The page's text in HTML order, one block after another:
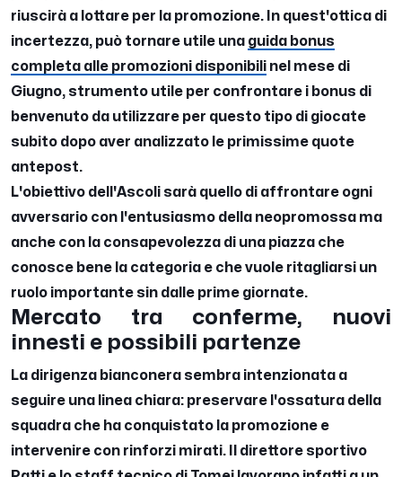
riuscirà a lottare per la promozione. In quest'ottica di
incertezza, può tornare utile una guida bonus
completa alle promozioni disponibili nel mese di
Giugno, strumento utile per confrontare i bonus di
benvenuto da utilizzare per questo tipo di giocate
subito dopo aver analizzato le primissime quote
antepost.
L'obiettivo dell'Ascoli sarà quello di affrontare ogni
avversario con l'entusiasmo della neopromossa ma
anche con la consapevolezza di una piazza che
conosce bene la categoria e che vuole ritagliarsi un
ruolo importante sin dalle prime giornate.
Mercato tra conferme, nuovi
innesti e possibili partenze
La dirigenza bianconera sembra intenzionata a
seguire una linea chiara: preservare l'ossatura della
squadra che ha conquistato la promozione e
intervenire con rinforzi mirati. Il direttore sportivo